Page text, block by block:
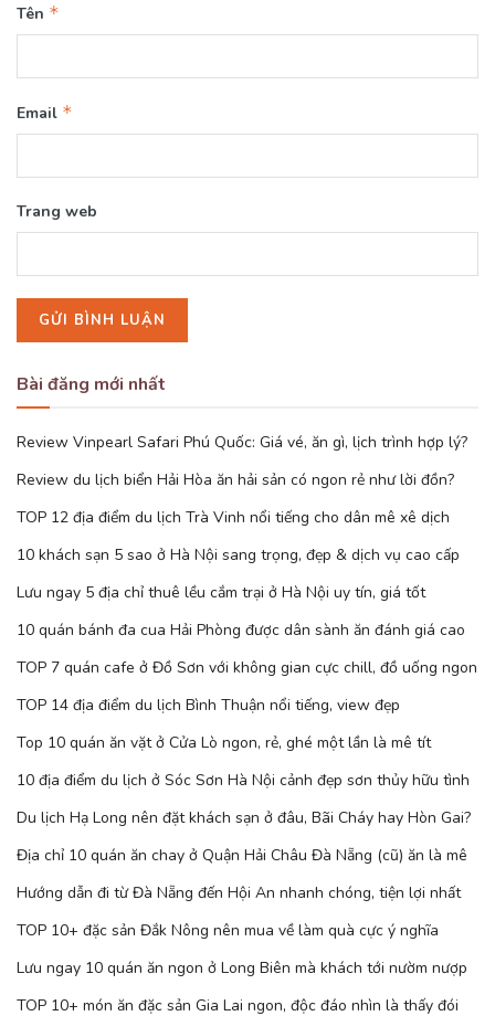
Tên *
Email *
Trang web
Bài đăng mới nhất
Review Vinpearl Safari Phú Quốc: Giá vé, ăn gì, lịch trình hợp lý?
Review du lịch biển Hải Hòa ăn hải sản có ngon rẻ như lời đồn?
TOP 12 địa điểm du lịch Trà Vinh nổi tiếng cho dân mê xê dịch
10 khách sạn 5 sao ở Hà Nội sang trọng, đẹp & dịch vụ cao cấp
Lưu ngay 5 địa chỉ thuê lều cắm trại ở Hà Nội uy tín, giá tốt
10 quán bánh đa cua Hải Phòng được dân sành ăn đánh giá cao
TOP 7 quán cafe ở Đồ Sơn với không gian cực chill, đồ uống ngon
TOP 14 địa điểm du lịch Bình Thuận nổi tiếng, view đẹp
Top 10 quán ăn vặt ở Cửa Lò ngon, rẻ, ghé một lần là mê tít
10 địa điểm du lịch ở Sóc Sơn Hà Nội cảnh đẹp sơn thủy hữu tình
Du lịch Hạ Long nên đặt khách sạn ở đâu, Bãi Cháy hay Hòn Gai?
Địa chỉ 10 quán ăn chay ở Quận Hải Châu Đà Nẵng (cũ) ăn là mê
Hướng dẫn đi từ Đà Nẵng đến Hội An nhanh chóng, tiện lợi nhất
TOP 10+ đặc sản Đắk Nông nên mua về làm quà cực ý nghĩa
Lưu ngay 10 quán ăn ngon ở Long Biên mà khách tới nườm nượp
TOP 10+ món ăn đặc sản Gia Lai ngon, độc đáo nhìn là thấy đói